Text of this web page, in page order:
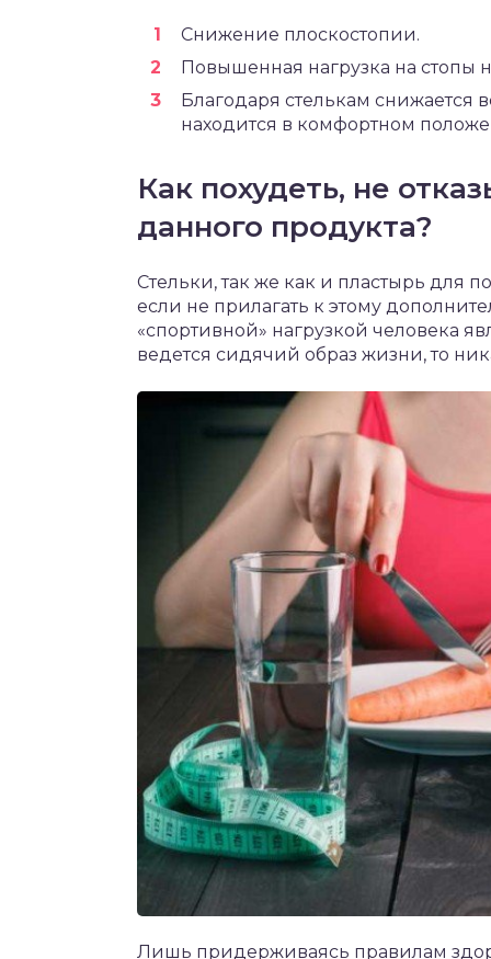
Снижение плоскостопии.
Повышенная нагрузка на
Благодаря стелькам снижается
находится в комфортном
Как похудеть, не
данного продукта?
Стельки, так же как и пластырь для
если не прилагать к этому
«спортивной» нагрузкой человека
ведется сидячий образ жизни, то
Лишь придерживаясь правилам